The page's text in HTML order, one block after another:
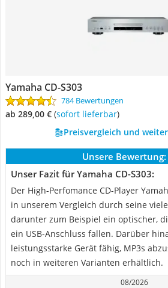
Yamaha CD-S303
784 Bewertungen
ab 289,00 € ( Sofort lieferbar)
Preisvergleich und
Unsere Bewertung:
Unser Fazit für Yamaha CD-S303:
Der High-Perfomance CD-Player
in unserem Vergleich durch seine
darunter zum Beispiel ein optischer,
ein USB-Anschluss fallen. Darüber
leistungsstarke Gerät fähig, MP3s
noch in weiteren Varianten erhältlich.
08/2026